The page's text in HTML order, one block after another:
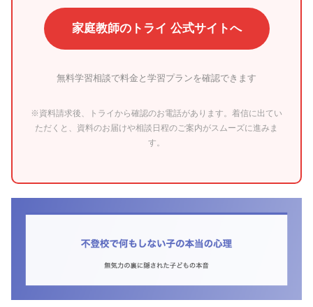
家庭教師のトライ 公式サイトへ
無料学習相談で料金と学習プランを確認できます
※資料請求後、トライから確認のお電話があります。着信に出てい
ただくと、資料のお届けや相談日程のご案内がスムーズに進みま
す。